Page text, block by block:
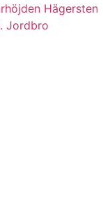
Hägersten
Jordbro